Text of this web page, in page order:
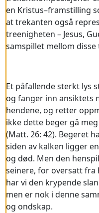
en Kristus–framstilling
at trekanten også
treenigheten – Jesus,
samspillet mellom
Et påfallende sterkt lys
og fanger inn ansiktets
hendene, og retter
ikke dette beger gå
(Matt. 26: 42). Begeret
siden av kalken ligger
og død. Men den
seinere, for oversatt fra
har vi den krypende
men er nok i denne
og ondskap.